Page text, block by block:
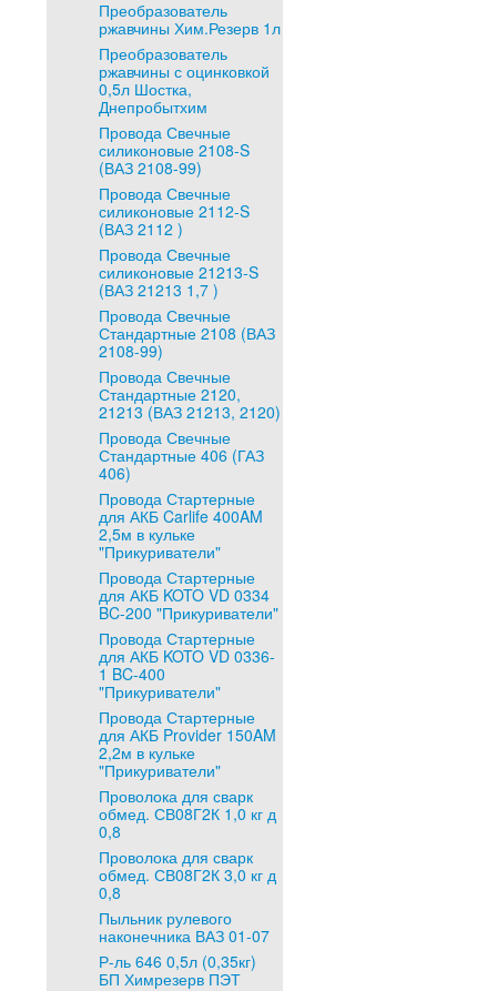
Преобразователь
ржавчины Хим.Резерв 1л
Преобразователь
ржавчины с оцинковкой
0,5л Шостка,
Днепробытхим
Провода Свечные
силиконовые 2108-S
(ВАЗ 2108-99)
Провода Свечные
силиконовые 2112-S
(ВАЗ 2112 )
Провода Свечные
силиконовые 21213-S
(ВАЗ 21213 1,7 )
Провода Свечные
Стандартные 2108 (ВАЗ
2108-99)
Провода Свечные
Стандартные 2120,
21213 (ВАЗ 21213, 2120)
Провода Свечные
Стандартные 406 (ГАЗ
406)
Провода Стартерные
для АКБ Carlife 400AM
2,5м в кульке
"Прикуриватели"
Провода Стартерные
для АКБ KOTO VD 0334
BC-200 "Прикуриватели"
Провода Стартерные
для АКБ KOTO VD 0336-
1 BC-400
"Прикуриватели"
Провода Стартерные
для АКБ Provider 150AM
2,2м в кульке
"Прикуриватели"
Проволока для сварк
обмед. СВ08Г2К 1,0 кг д
0,8
Проволока для сварк
обмед. СВ08Г2К 3,0 кг д
0,8
Пыльник рулевого
наконечника ВАЗ 01-07
Р-ль 646 0,5л (0,35кг)
БП Химрезерв ПЭТ